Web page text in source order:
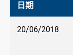
日期
20/06/2018